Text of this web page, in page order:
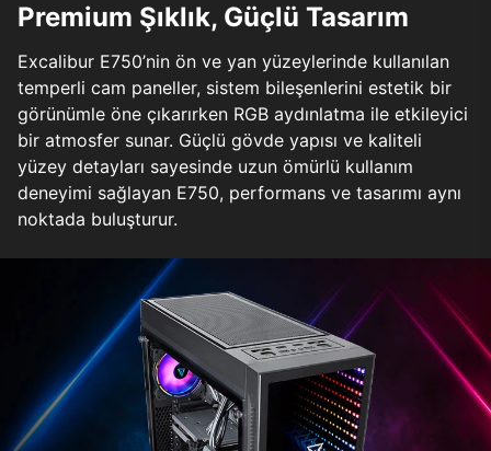
Premium Şıklık, Güçlü Tasarım
Excalibur E750’nin ön ve yan yüzeylerinde kullanılan
temperli cam paneller, sistem bileşenlerini estetik bir
görünümle öne çıkarırken RGB aydınlatma ile etkileyici
bir atmosfer sunar. Güçlü gövde yapısı ve kaliteli
yüzey detayları sayesinde uzun ömürlü kullanım
deneyimi sağlayan E750, performans ve tasarımı aynı
noktada buluşturur.